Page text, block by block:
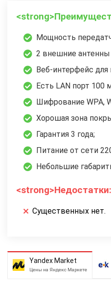
Мощность
2 внешние антенны
Веб-интерфейс для
Есть LAN порт 100
Шифрование WPA,
Хорошая зона
Гарантия 3 года;
Питание от сети
Небольшие
Существенных нет.
Yandex Market
Цены на Яндекс Маркете